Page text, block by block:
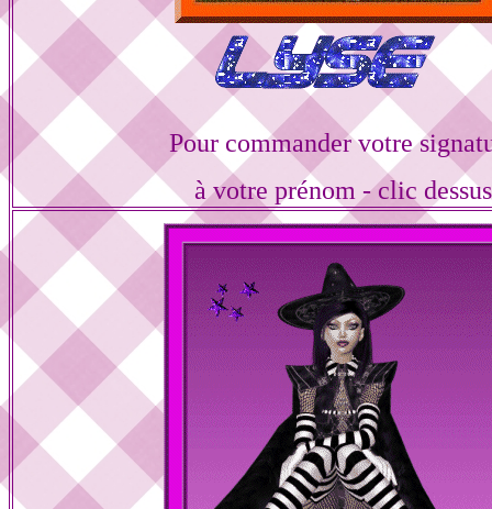
Pour commander votre
à votre prénom - clic dessus